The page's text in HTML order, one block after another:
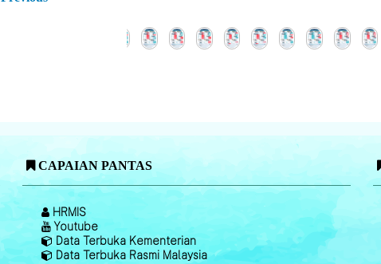
CAPAIAN PANTAS
HRMIS
Youtube
Data Terbuka Kementerian
Data Terbuka Rasmi Malaysia